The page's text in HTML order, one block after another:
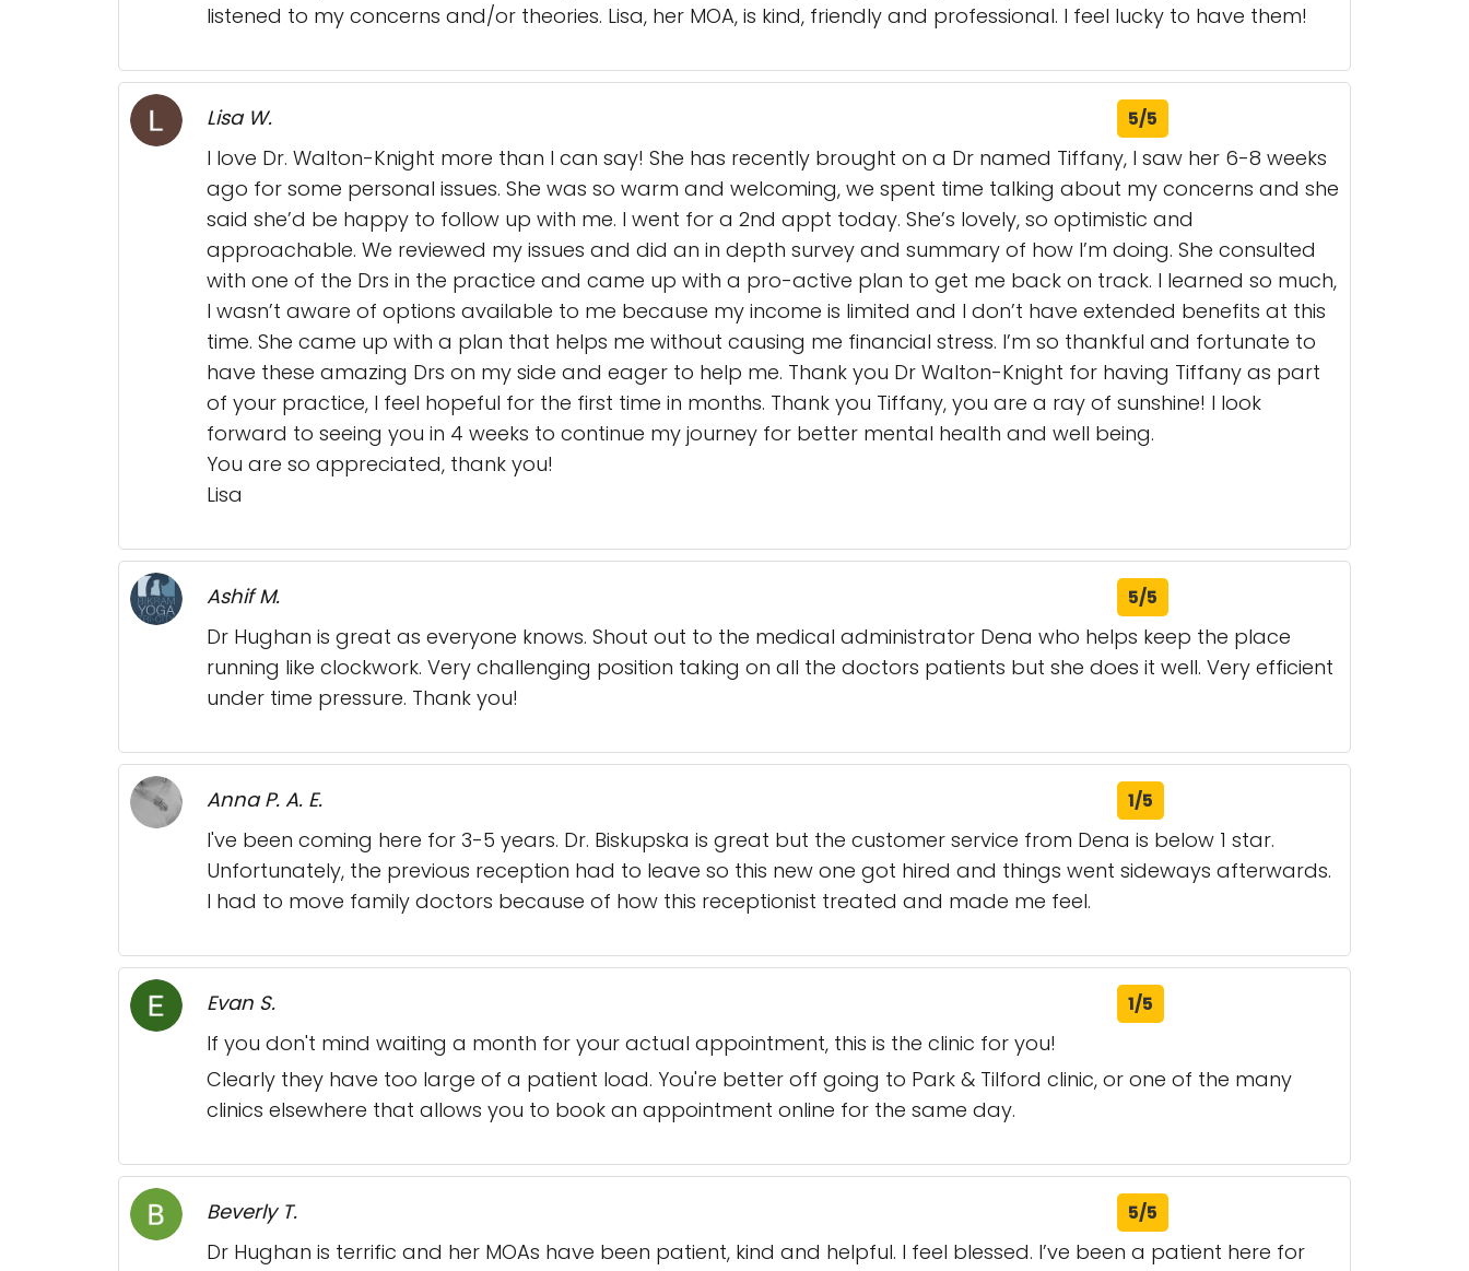
listened to my concerns and/or theories. Lisa, her MOA, is kind, friendly and professional. I feel lucky to have them!
Lisa W. 5/5
I love Dr. Walton-Knight more than I can say! She has recently brought on a Dr named Tiffany, I saw her 6-8 weeks
ago for some personal issues. She was so warm and welcoming, we spent time talking about my concerns and she
said she’d be happy to follow up with me. I went for a 2nd appt today. She’s lovely, so optimistic and
approachable. We reviewed my issues and did an in depth survey and summary of how I’m doing. She consulted
with one of the Drs in the practice and came up with a pro-active plan to get me back on track. I learned so much,
I wasn’t aware of options available to me because my income is limited and I don’t have extended benefits at this
time. She came up with a plan that helps me without causing me financial stress. I’m so thankful and fortunate to
have these amazing Drs on my side and eager to help me. Thank you Dr Walton-Knight for having Tiffany as part
of your practice, I feel hopeful for the first time in months. Thank you Tiffany, you are a ray of sunshine! I look
forward to seeing you in 4 weeks to continue my journey for better mental health and well being.
You are so appreciated, thank you!
Lisa
Ashif M. 5/5
Dr Hughan is great as everyone knows. Shout out to the medical administrator Dena who helps keep the place
running like clockwork. Very challenging position taking on all the doctors patients but she does it well. Very efficient
under time pressure. Thank you!
Anna P. A. E. 1/5
I've been coming here for 3-5 years. Dr. Biskupska is great but the customer service from Dena is below 1 star.
Unfortunately, the previous reception had to leave so this new one got hired and things went sideways afterwards.
I had to move family doctors because of how this receptionist treated and made me feel.
Evan S. 1/5
If you don't mind waiting a month for your actual appointment, this is the clinic for you!
Clearly they have too large of a patient load. You're better off going to Park & Tilford clinic, or one of the many
clinics elsewhere that allows you to book an appointment online for the same day.
Beverly T. 5/5
Dr Hughan is terrific and her MOAs have been patient, kind and helpful. I feel blessed. I’ve been a patient here for